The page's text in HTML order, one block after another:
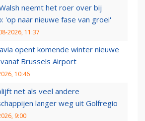
neemt het roer over bij
'op naar nieuwe fase van groei'
2026, 11:37
opent komende winter nieuwe
Brussels Airport
10:46
net als veel andere
langer weg uit Golfregio
9:00